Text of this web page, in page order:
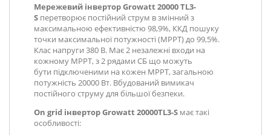
Мережевий інвертор Growatt 20000 TL3-
S перетворює постійний струм в змінний з
максимальною ефективністю 98,9%, ККД пошуку
точки максимальної потужності (MPPT) до 99,5%.
Клас напруги 380 В. Має 2 незалежні входи на
кожному MPPT, з 2 рядами СБ що можуть
бути підключеними на кожен MPPT, загальною
потужність 20000 Вт. Вбудований вимикач
постійного струму для більшої безпеки.
On grid інвертор Growatt 20000TL3-S має такі
особливості: